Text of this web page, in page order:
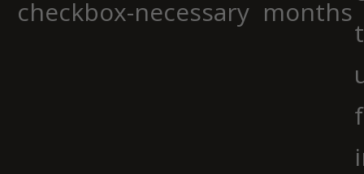
checkbox-necessary months